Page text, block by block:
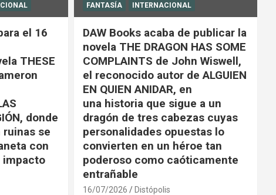
el 16
THESE
donde
ruinas se
con
impacto
FANTASÍA INTERNACIONAL
DAW Books acaba de publicar la
novela THE DRAGON HAS SOME
COMPLAINTS de John Wiswell,
el reconocido autor de ALGUIEN
EN QUIEN ANIDAR, en
una historia que sigue a un
dragón de tres cabezas cuyas
personalidades opuestas lo
convierten en un héroe tan
poderoso como caóticamente
entrañable
16/07/2026 Distópolis